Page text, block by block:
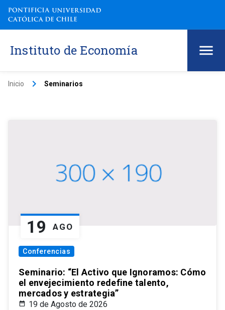
Instituto de Economía
Inicio keyboard_arrow_right Seminarios
19 AGO
Conferencias
Seminario: “El Activo que Ignoramos: Cómo
el envejecimiento redefine talento,
mercados y estrategia”
19 de Agosto de 2026